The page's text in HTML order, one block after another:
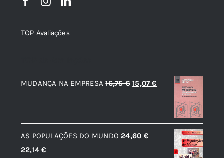
TOP Avaliações
MUDANÇA NA EMPRESA 16,75€ O
era:
16,75 €.
15,07€
é:
15,07 €.
AS POPULAÇÕES DO MUNDO 24,60€
O
22,14€